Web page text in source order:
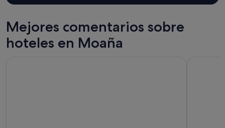
n
u
y
b
Mejores comentarios sobre
hoteles en Moaña